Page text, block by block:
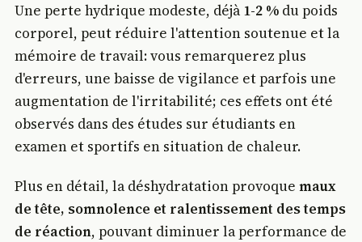
Une perte hydrique modeste, déjà 1-2 % du poids
corporel, peut réduire l'attention soutenue et la
mémoire de travail: vous remarquerez plus
d'erreurs, une baisse de vigilance et parfois une
augmentation de l'irritabilité; ces effets ont été
observés dans des études sur étudiants en
examen et sportifs en situation de chaleur.
Plus en détail, la déshydratation provoquemaux
de tête, somnolence et ralentissement des temps
de réaction, pouvant diminuer la performance de